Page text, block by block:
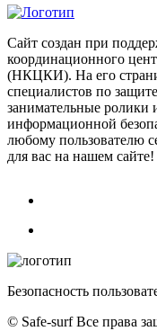
Сайт создан при
координационного
(НКЦКИ). На его
специалистов по
занимательные ролики
информационной
любому пользователю
для вас на нашем
Безопасность
© Safe-surf Все права